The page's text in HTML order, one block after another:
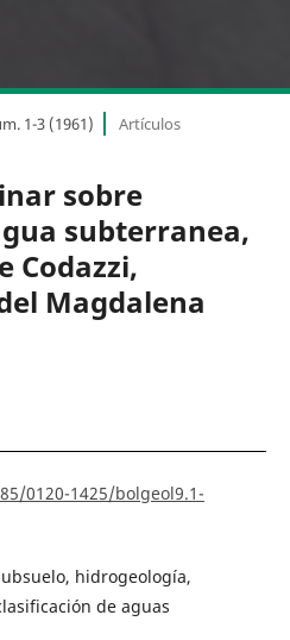
1-3 (1961) Artículos
sobre
subterranea,
Codazzi,
Magdalena
0120-1425/bolgeol9.1-
hidrogeología,
de aguas